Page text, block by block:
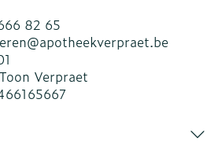
82 65
apotheekverpraet.be
Toon Verpraet